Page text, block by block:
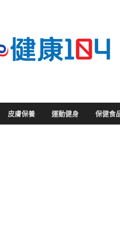
皮膚保養 運動健身 保健食